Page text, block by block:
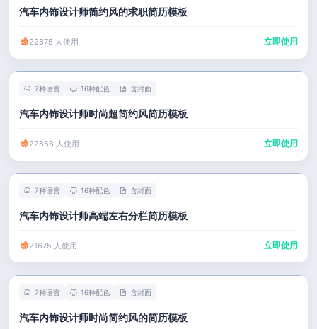
汽车内饰设计师简约风的求职简历模板
22875 人使用 立即使用
7种语言 16种配色 含封面
汽车内饰设计师时尚超简约风简历模板
22868 人使用 立即使用
7种语言 16种配色 含封面
汽车内饰设计师高端左右分栏简历模板
21675 人使用 立即使用
7种语言 16种配色 含封面
汽车内饰设计师时尚简约风的简历模板